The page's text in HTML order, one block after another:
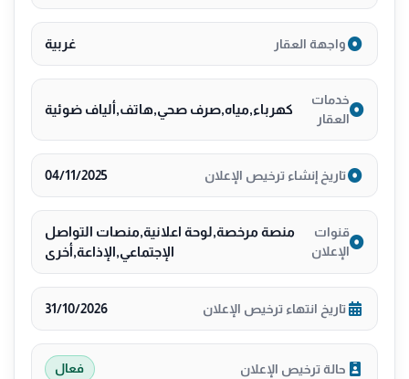
واجهة العقار غربية
خدمات
العقار
كهرباء,مياه,صرف صحي,هاتف,ألياف ضوئية
تاريخ إنشاء ترخيص الإعلان 04/11/2025
قنوات
الإعلان
منصة مرخصة,لوحة اعلانية,منصات التواصل
الإجتماعي,الإذاعة,أخرى
تاريخ انتهاء ترخيص الإعلان 31/10/2026
حالة ترخيص الإعلان فعال